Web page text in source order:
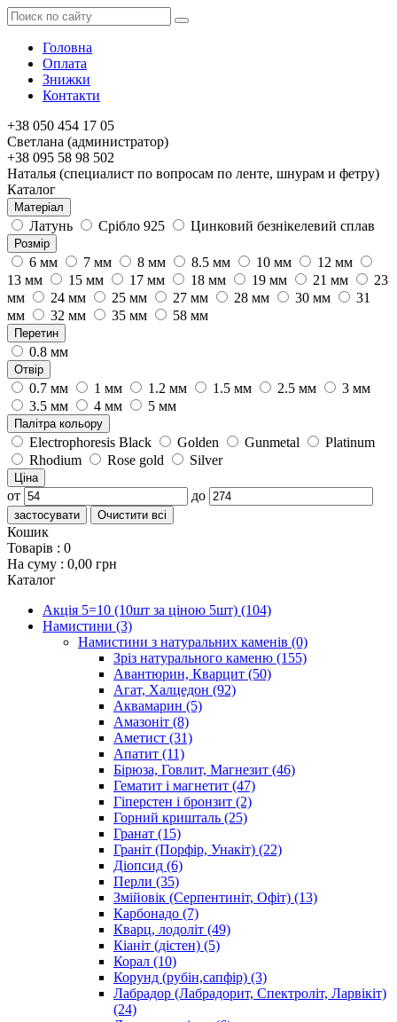
Головна
Оплата
Знижки
Контакти
+38 050 454 17 05
Светлана (администратор)
+38 095 58 98 502
Наталья (специалист по вопросам по ленте, шнурам и фетру)
Каталог
Матеріал
Латунь Срібло 925 Цинковий безнікелевий сплав
Розмір
6 мм 7 мм 8 мм 8.5 мм 10 мм
12 мм
13 мм
15 мм 17 мм 18 мм 19 мм 21 мм
23
мм
24 мм 25 мм 27 мм 28 мм 30 мм
31
мм
32 мм 35 мм 58 мм
Перетин
0.8 мм
Отвір
0.7 мм 1 мм 1.2 мм 1.5 мм 2.5 мм
3 мм
3.5 мм
4 мм 5 мм
Палітра кольору
Electrophoresis Black Golden Gunmetal
Platinum
Rhodium
Rose gold Silver
Ціна
от до
застосувати Очистити всі
Кошик
Товарів : 0
На суму : 0,00 грн
Каталог
Акція 5=10 (10шт за ціною 5шт) (104)
Намистини (3)
Намистини з натуральних каменів (0)
Зріз натурального каменю (155)
Авантюрин, Кварцит (50)
Агат, Халцедон (92)
Аквамарин (5)
Амазоніт (8)
Аметист (31)
Апатит (11)
Бірюза, Говлит, Магнезит (46)
Гематит і магнетит (47)
Гіперстен і бронзит (2)
Горний кришталь (25)
Гранат (15)
Граніт (Порфір, Унакіт) (22)
Діопсид (6)
Перли (35)
Змійовік (Серпентиніт, Офіт) (13)
Карбонадо (7)
Кварц, лодоліт (49)
Кіаніт (дістен) (5)
Корал (10)
Корунд (рубін,сапфір) (3)
Лабрадор (Лабрадорит, Спектроліт, Ларвікіт)
(24)